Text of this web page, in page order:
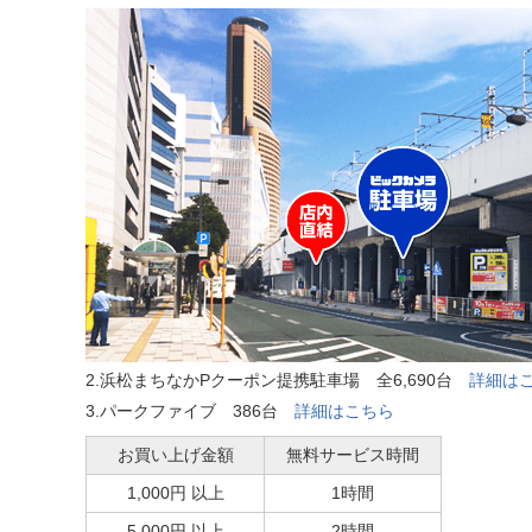
2.浜松まちなかPクーポン提携駐車場 全6,690台 詳細は
3.パークファイブ 386台 詳細はこちら
お買い上げ金額
無料サービス時間
1,000円 以上
1時間